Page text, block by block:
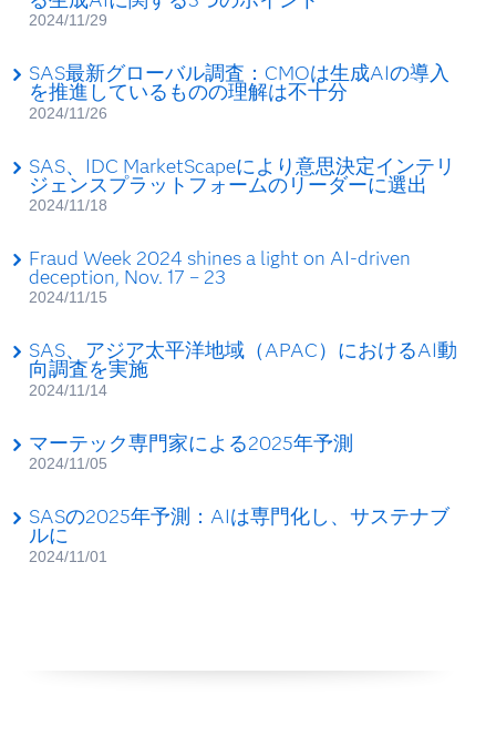
2024/11/29
SAS最新グローバル調査：CMOは生成AIの導入
を推進しているものの理解は不十分
2024/11/26
SAS、IDC MarketScapeにより意思決定インテリ
ジェンスプラットフォームのリーダーに選出
2024/11/18
Fraud Week 2024 shines a light on AI-driven
deception, Nov. 17 – 23
2024/11/15
SAS、アジア太平洋地域（APAC）におけるAI動
向調査を実施
2024/11/14
マーテック専門家による2025年予測
2024/11/05
SASの2025年予測：AIは専門化し、サステナブ
ルに
2024/11/01